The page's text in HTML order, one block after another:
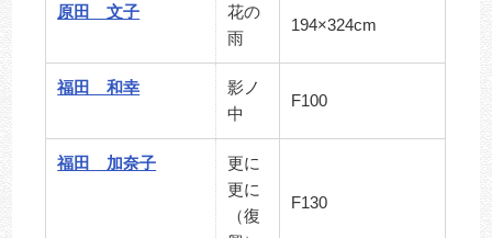
原田 文子
花の
雨
194×324cm
福田 和幸
影ノ
中
F100
福田 加奈子
更に
更に
（復
F130